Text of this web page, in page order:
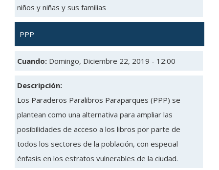
niños y niñas y sus familias
PPP
Cuando: Domingo, Diciembre 22, 2019 - 12:00
Descripción:
Los Paraderos Paralibros Paraparques (PPP) se
plantean como una alternativa para ampliar las
posibilidades de acceso a los libros por parte de
todos los sectores de la población, con especial
énfasis en los estratos vulnerables de la ciudad.